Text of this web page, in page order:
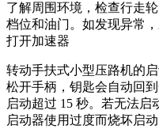
了解周围环境，检查行走
档位和油门。如发现异常
打开加速器
转动手扶式小型压路机的
松开手柄，钥匙会自动回
启动超过 15 秒。若无法启
启动器使用过度而烧坏启动